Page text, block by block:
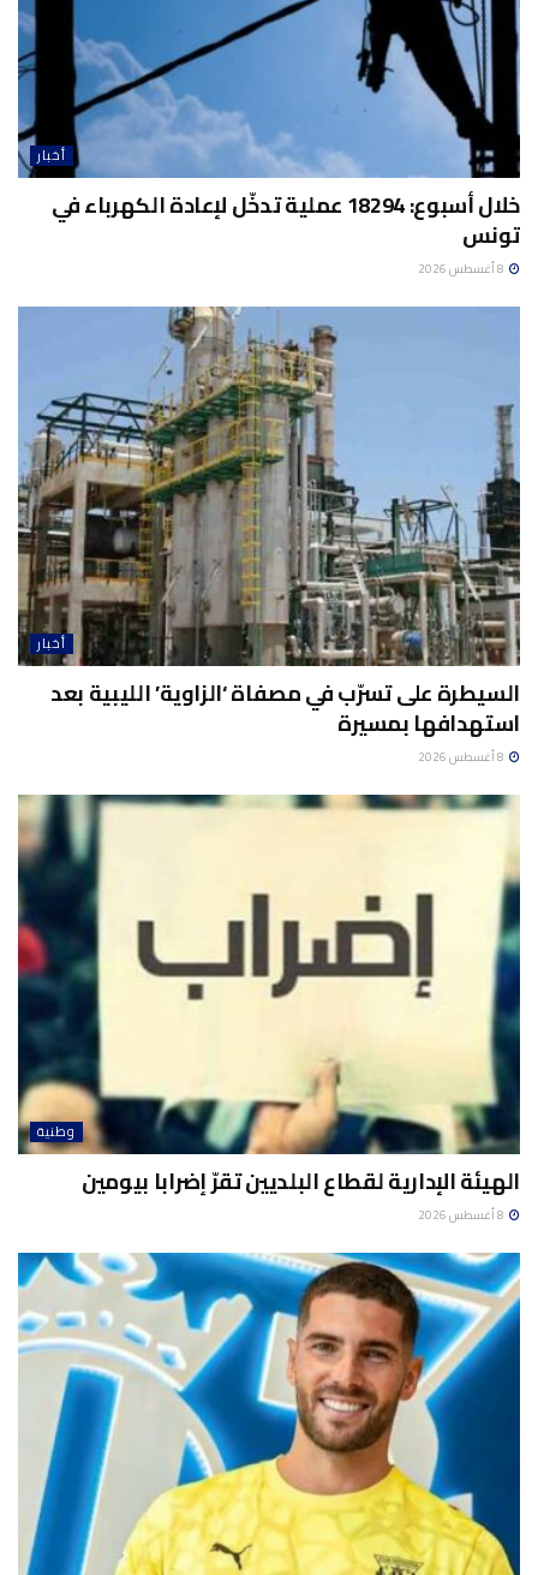
أخبار
خلال أسبوع: 18294 عملية تدخّل لإعادة الكهرباء في
تونس
أخبار
السيطرة على تسرّب في مصفاة ‘الزاوية’ الليبية بعد
استهدافها بمسيرة
وطنية
الهيئة الإدارية لقطاع البلديين تقرّ إضرابا بيومين